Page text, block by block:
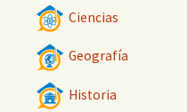
Ciencias
Geografía
Historia